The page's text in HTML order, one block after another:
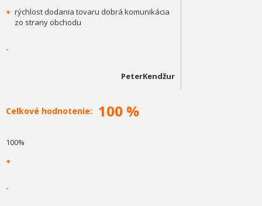
+ rýchlost dodania tovaru dobrá komunikácia
zo strany obchodu
-
PeterKendžur
Celkové hodnotenie: 100 %
100%
+
-